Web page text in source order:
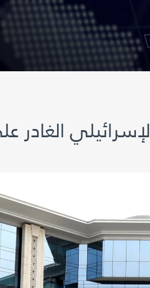
سياسة الخصوصية
الغادر